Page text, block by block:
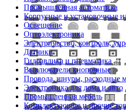
Промышленная автоматика
Корпусные и установочные
Освещение
Оптоэлектроника
Электричество, контроль,
Датчики
Гидравлика и пневматика
Выключатели кнопочные
Провода, шнуры, расходные
Электроника для дома и авто
Промышленная мебель
Комплектующие и прочие